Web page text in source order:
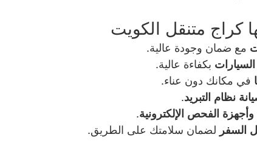
كراج متنقل الكويت
مع ضمان وجودة عالية.
بكفاءة عالية.
في مكانك دون عناء.
نظام التبريد.
الفحص الإلكترونية.
السفر لضمان سلامتك على الطريق.